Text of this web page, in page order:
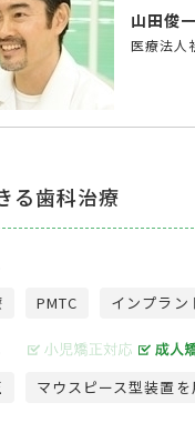
山田俊
医療法人
る歯科治療
PMTC インプラン
マウスピース型装置